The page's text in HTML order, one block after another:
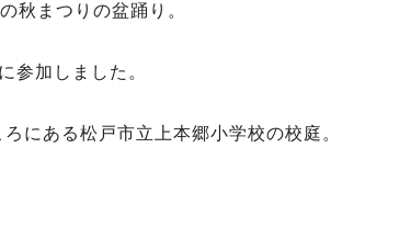
秋まつりの盆踊り。
参加しました。
にある松戸市立上本郷小学校の校庭。